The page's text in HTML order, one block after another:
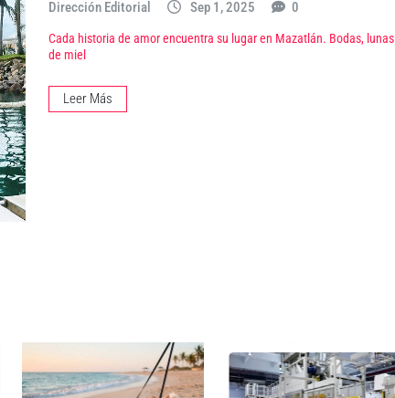
Dirección Editorial Sep 1, 2025 0
Cada historia de amor encuentra su lugar en Mazatlán. Bodas, lunas
de miel
Leer Más